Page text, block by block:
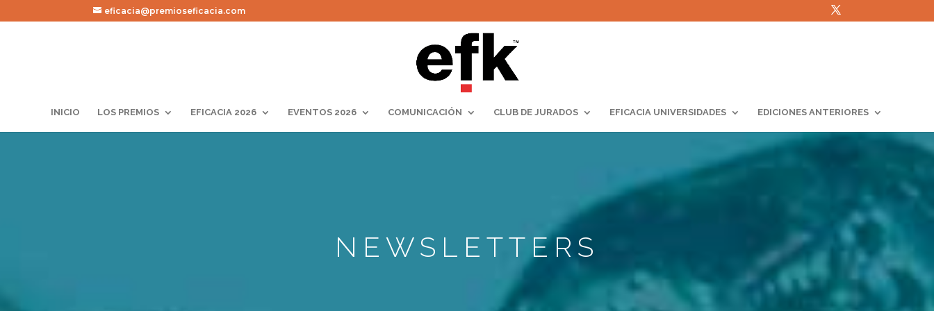
eficacia@premioseficacia.com
INICIO LOS PREMIOS EFICACIA 2026 EVENTOS 2026 COMUNICACIÓN CLUB DE JURADOS EFICACIA UNIVERSIDADES EDICIONES ANTERIORES
NEWSLETTERS